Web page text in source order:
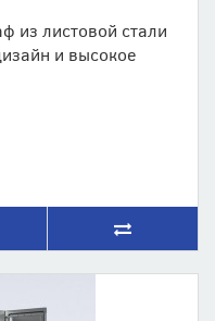
из листовой стали
и высокое